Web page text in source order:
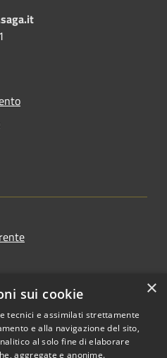
×
sui cookie
tecnici e assimilati strettamente
e alla navigazione del sito,
al solo fine di elaborare
aggregate e anonime.